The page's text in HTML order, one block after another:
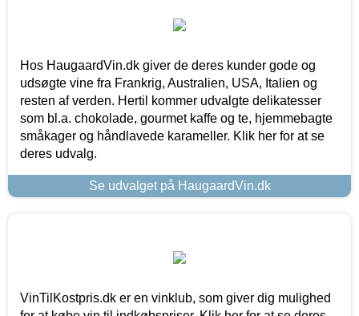
Hos HaugaardVin.dk giver de deres kunder gode og
udsøgte vine fra Frankrig, Australien, USA, Italien og
resten af verden. Hertil kommer udvalgte delikatesser
som bl.a. chokolade, gourmet kaffe og te, hjemmebagte
småkager og håndlavede karameller. Klik her for at se
deres udvalg.
Se udvalget på HaugaardVin.dk
VinTilKostpris.dk er en vinklub, som giver dig mulighed